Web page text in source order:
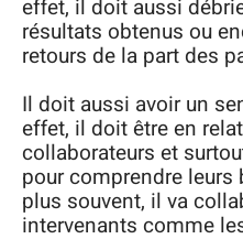
effet, il doit aussi
résultats obtenus ou
retours de la part des
Il doit aussi avoir un
effet, il doit être en
collaborateurs et
pour comprendre
plus souvent, il va
intervenants comme